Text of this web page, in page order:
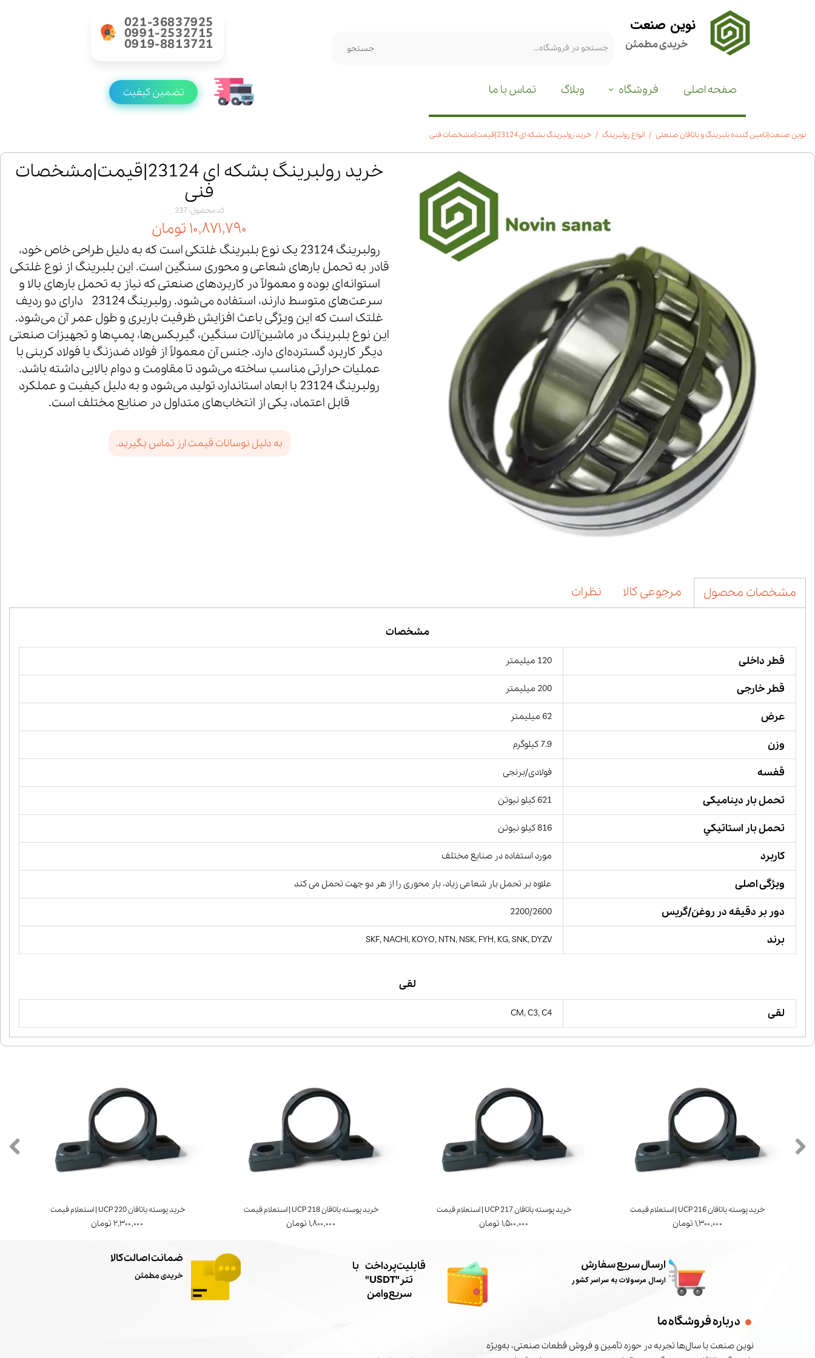
نوین صنعت
خریدی مطمئن
021-36837925
0991-2532715
0919-8813721 جستجو
تضمین کیفیت صفحه اصلی فروشگاه وبلاگ تماس با ما
نوین صنعت|تامین کننده بلبرینگ و یاتاقان صنعتی انواع رولبرینگ خرید رولبرینگ بشکه ای 23124|قیمت|مشخصات فنی
خرید رولبرینگ بشکه ای 23124|قیمت|مشخصات
فنی
کد محصول: 337
۱۰,۸۷۱,۷۹۰ تومان
رولبرینگ 23124 یک نوع بلبرینگ غلتکی است که به دلیل طراحی خاص خود،
قادر به تحمل بارهای شعاعی و محوری سنگین است. این بلبرینگ از نوع غلتکی
استوانه‌ای بوده و معمولاً در کاربردهای صنعتی که نیاز به تحمل بارهای بالا و
سرعت‌های متوسط دارند، استفاده می‌شود. رولبرینگ 23124 دارای دو ردیف
غلتک است که این ویژگی باعث افزایش ظرفیت باربری و طول عمر آن می‌شود.
این نوع بلبرینگ در ماشین‌آلات سنگین، گیربکس‌ها، پمپ‌ها و تجهیزات صنعتی
دیگر کاربرد گسترده‌ای دارد. جنس آن معمولاً از فولاد ضدزنگ یا فولاد کربنی با
عملیات حرارتی مناسب ساخته می‌شود تا مقاومت و دوام بالایی داشته باشد.
رولبرینگ 23124 با ابعاد استاندارد تولید می‌شود و به دلیل کیفیت و عملکرد
قابل اعتماد، یکی از انتخاب‌های متداول در صنایع مختلف است.
به دلیل نوسانات قیمت ارز تماس بگیرید.
مشخصات محصول مرجوعی کالا نظرات
مشخصات
قطر داخلی 120 میلیمتر
قطر خارجی 200 میلیمتر
عرض 62 میلیمتر
وزن 7.9 کیلوگرم
قفسه فولادی/برنجی
تحمل بار دینامیکی 621 کیلو نیوتن
تحمل بار استاتيكي 816 کیلو نیوتن
کاربرد مورد استفاده در صنایع مختلف
ویژگی اصلی علاوه بر تحمل بار شعاعی زیاد، بار محوری را از هر دو جهت تحمل می کند
دور بر دقیقه در روغن/گریس 2200/2600
برند SKF, NACHI, KOYO, NTN, NSK, FYH, KG, SNK, DYZV
لقی
لقی CM, C3, C4
خرید پوسته یاتاقان UCP 220 | استعلام قیمت
۲,۳۰۰,۰۰۰ تومان
خرید پوسته یاتاقان UCP 218 | استعلام قیمت
۱,۸۰۰,۰۰۰ تومان
خرید پوسته یاتاقان UCP 217 | استعلام قیمت
۱,۵۰۰,۰۰۰ تومان
خرید پوسته یاتاقان UCP 216 | استعلام قیمت
۱,۳۰۰,۰۰۰ تومان
ارسال سریع سفارش
ارسال مرسولات به سراسر کشور
ضمانت اصالت کالا
خریدی مطمئن
درباره فروشگاه ما
نوین صنعت با سال‌ها تجربه در حوزه تأمین و فروش قطعات صنعتی، به‌ویژه
​قابلیت پرداخت با
تتر"USDT"
سریع و امن